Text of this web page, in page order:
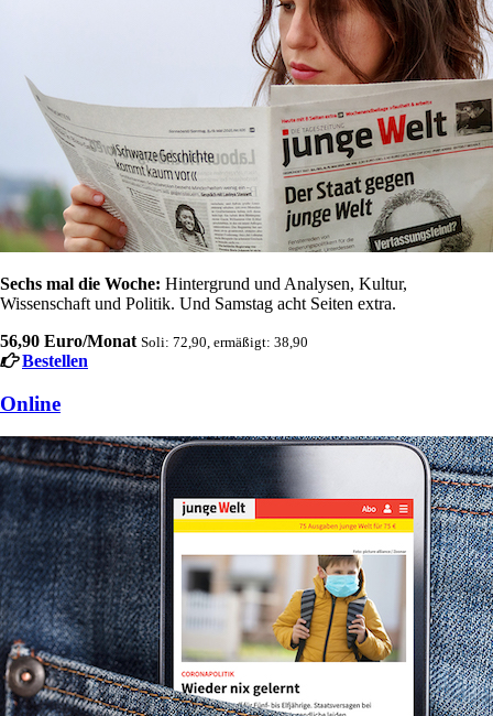
Sechs mal die Woche: Hintergrund und Analysen, Kultur,
Wissenschaft und Politik. Und Samstag acht Seiten extra.
56,90 Euro/Monat Soli: 72,90, ermäßigt: 38,90
Bestellen
Online